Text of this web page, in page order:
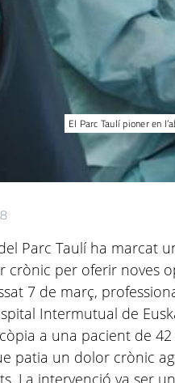
El Parc Taulí pioner en
Parc Taulí ha marcat
crònic per oferir noves
7 de març,
Intermutual de
a una pacient de
patia un dolor crònic
La intervenció va ser